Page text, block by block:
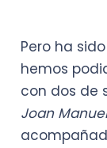
Pero ha
hemos
con dos de
Joan